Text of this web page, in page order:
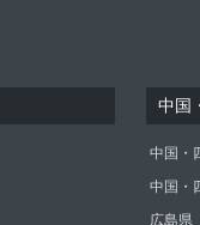
中国
中国・
中国・
広島県